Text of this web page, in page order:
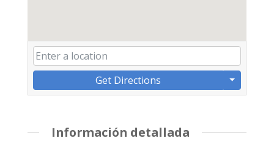
Get Directions
Información detallada